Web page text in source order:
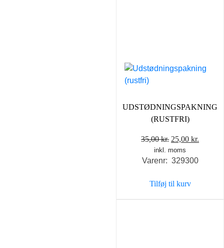
UDSTØDNINGSPAKNING
(RUSTFRI)
35,00kr. Den
oprindelige
pris
35,00 kr..
25,00 kr.
inkl. moms
Varenr: 329300
Tilføj til kurv